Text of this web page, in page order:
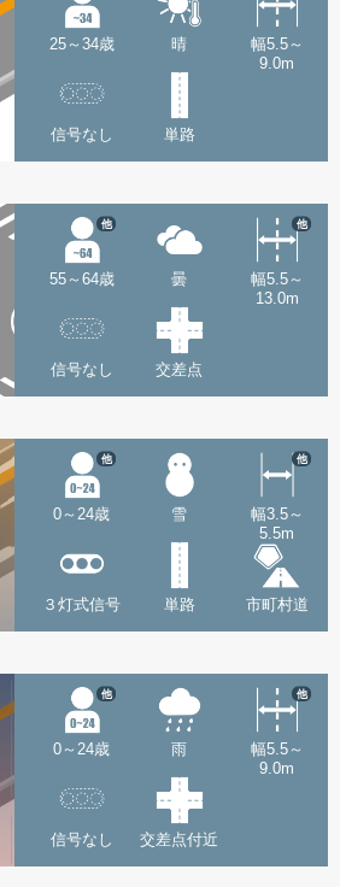
25～34歳 晴
幅5.5～
9.0m
信号なし 単路
55～64歳
他
曇
幅5.5～
13.0m
他
信号なし 交差点
0～24歳
他
雪
幅3.5～
5.5m
他
３灯式信号 単路 市町村道
0～24歳
他
雨
幅5.5～
9.0m
他
信号なし 交差点付近